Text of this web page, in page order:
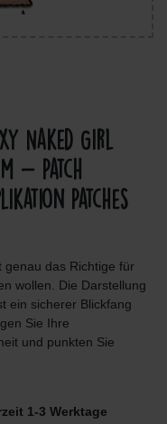
Naked Girl
- Patch
Patches
genau das Richtige für
wollen. Die Darstellung
ein sicherer Blickfang
Sie Ihre
und punkten Sie
1-3 Werktage